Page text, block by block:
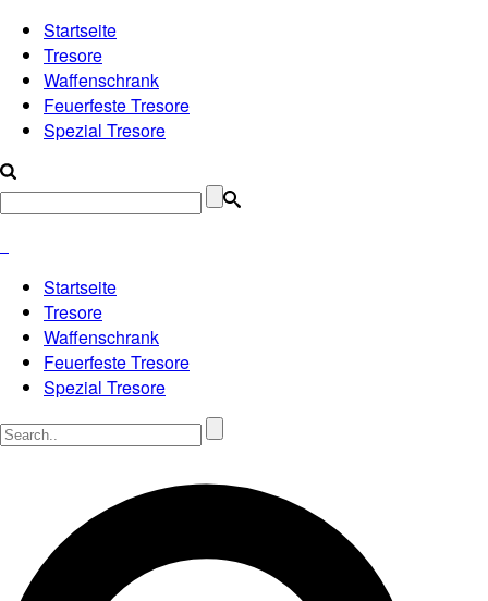
Startseite
Tresore
Waffenschrank
Feuerfeste Tresore
Spezial Tresore
Startseite
Tresore
Waffenschrank
Feuerfeste Tresore
Spezial Tresore